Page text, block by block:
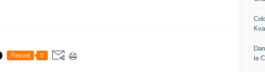
Repost 0
la